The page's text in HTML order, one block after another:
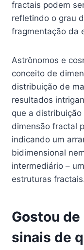
fractais podem
refletindo o grau
fragmentação da
Astrônomos e
conceito de
distribuição de
resultados
que a
dimensão fractal
indicando um
bidimensional
intermediário –
estruturas
Gostou
sinais de